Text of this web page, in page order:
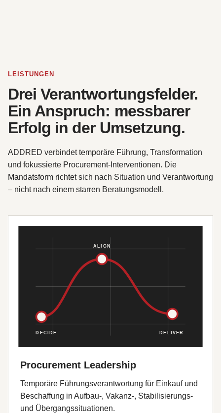
LEISTUNGEN
Drei Verantwortungsfelder.
Ein Anspruch: messbarer
Erfolg in der Umsetzung.
ADDRED verbindet temporäre Führung, Transformation
und fokussierte Procurement-Interventionen. Die
Mandatsform richtet sich nach Situation und Verantwortung
– nicht nach einem starren Beratungsmodell.
Procurement Leadership
Temporäre Führungsverantwortung für Einkauf und
Beschaffung in Aufbau-, Vakanz-, Stabilisierungs-
und Übergangssituationen.